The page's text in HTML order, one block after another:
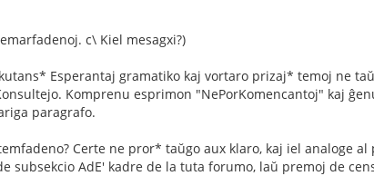
c\ Kiel mesagxi?)
Esperantaj gramatiko kaj vortaro prizaj* temoj ne
Komprenu esprimon "NePorKomencantoj" kaj
paragrafo.
Certe ne pror* taŭgo aux klaro, kaj iel analoge
AdE' kadre de la tuta forumo, laŭ premoj de